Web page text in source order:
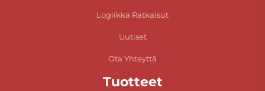
Logiikka Ratkaisut
Uutiset
Ota Yhteyttä
Tuotteet